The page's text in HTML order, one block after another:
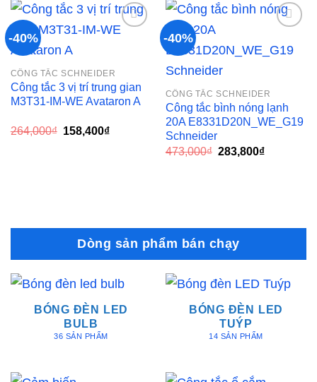
16,800₫.
70,700₫.
-40%
wishlist
CÔNG TẮC SCHNEIDER
Công tắc 3 vị trí trung gian
M3T31-IM-WE Avataron A
264,000₫ Giá
158,400₫Giá
-40%
CÔNG TẮC SCHNEIDER
Công tắc bình nóng lạnh
20A E8331D20N_WE_G19
Schneider
473,000₫ Giá
283,800₫Giá
Dòng sản phẩm bán chạy
BÓNG ĐÈN LED
BULB
36 SẢN PHẨM
BÓNG ĐÈN LED
TUÝP
14 SẢN PHẨM